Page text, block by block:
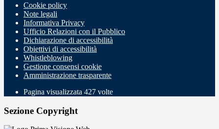
Cookie policy
Note legali
Informativa Privacy
Ufficio Relazioni con il Pubblico
Dichiarazione di accessibilità
Obiettivi di accessibilità
Whistleblowing
Gestione consensi cookie
Amministrazione trasparente
Pagina visualizzata 427 volte
Sezione Copyright